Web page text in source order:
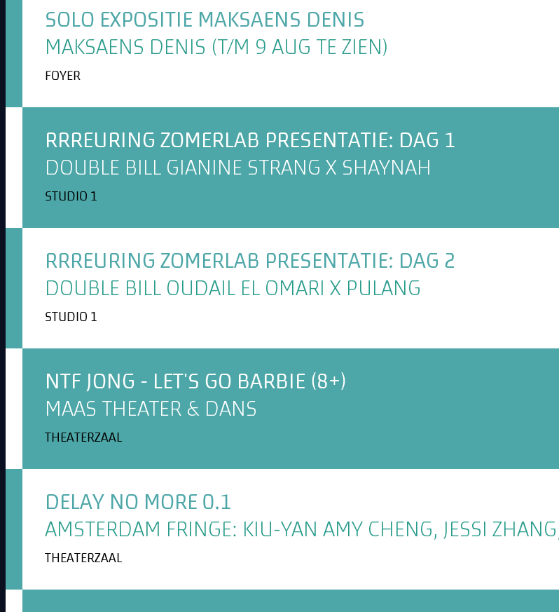
SOLO EXPOSITIE MAKSAENS DENIS
MAKSAENS DENIS (T/M 9 AUG TE ZIEN)
FOYER
RRREURING ZOMERLAB PRESENTATIE: DAG 1
DOUBLE BILL GIANINE STRANG X SHAYNAH
STUDIO 1
RRREURING ZOMERLAB PRESENTATIE: DAG 2
DOUBLE BILL OUDAIL EL OMARI X PULANG
STUDIO 1
NTF JONG - LET'S GO BARBIE (8+)
MAAS THEATER & DANS
THEATERZAAL
DELAY NO MORE 0.1
AMSTERDAM FRINGE: KIU-YAN AMY CHENG, JESSI
THEATERZAAL